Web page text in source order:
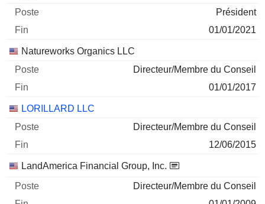
Président
01/01/2021
Natureworks Organics LLC
Directeur/Membre du Conseil
01/01/2017
LORILLARD LLC
Directeur/Membre du Conseil
12/06/2015
LandAmerica Financial Group, Inc.
Directeur/Membre du Conseil